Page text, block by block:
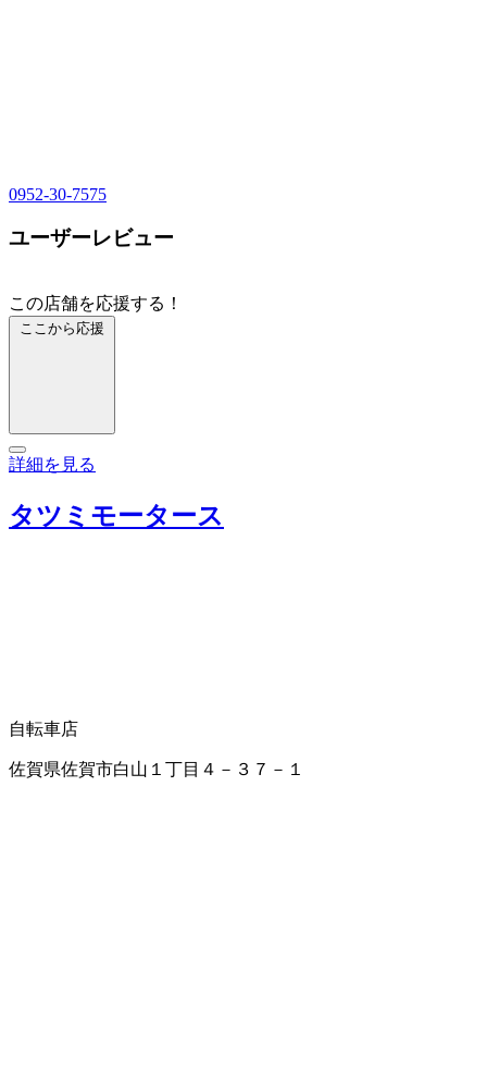
0952-30-7575
ユーザーレビュー
この店舗を応援する！
ここから応援
詳細を見る
タツミモータース
自転車店
佐賀県佐賀市白山１丁目４－３７－１